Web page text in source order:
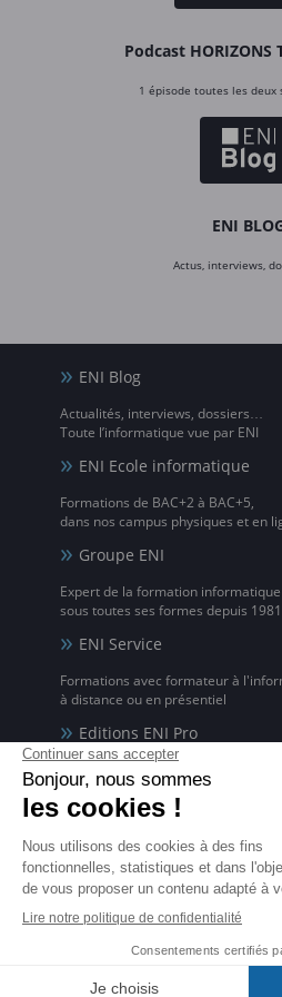
Podcast HORIZONS
1 épisode toutes les deux
ENI
Actus, interviews,
ENI Blog
Actualités, interviews, dossiers…
Toute l’informatique vue par ENI
ENI Ecole informatique
Formations de BAC+2 à BAC+5,
dans nos campus physiques et en
Groupe ENI
Expert de la formation informatique
sous toutes ses formes depuis 1981
ENI Service
Formations avec formateur à
à distance ou en présentiel
Editions ENI Pro
pour les organismes de formation
ENI elearning
La solution de formation à
disponible en 5 langues
Certifications ENI
Certifications à l'informatique
éligibles CPF et reconnues par l'État